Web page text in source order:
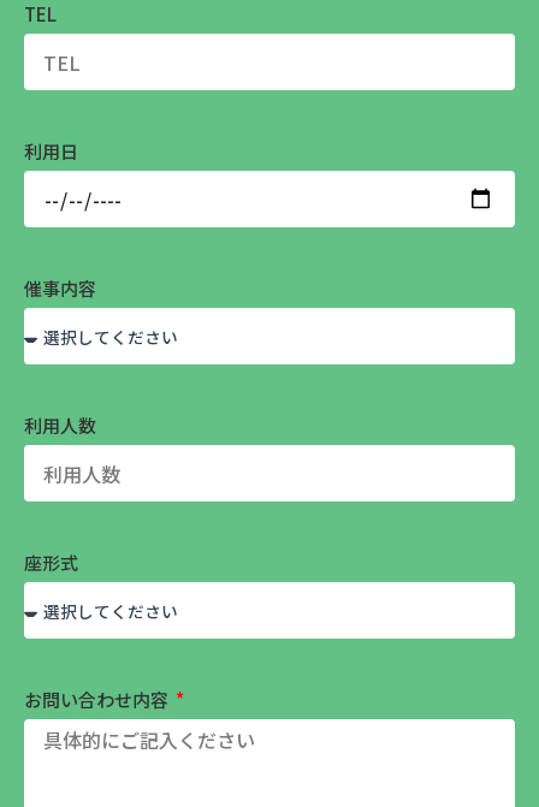
TEL
利用日
催事内容
利用人数
座形式
お問い合わせ内容